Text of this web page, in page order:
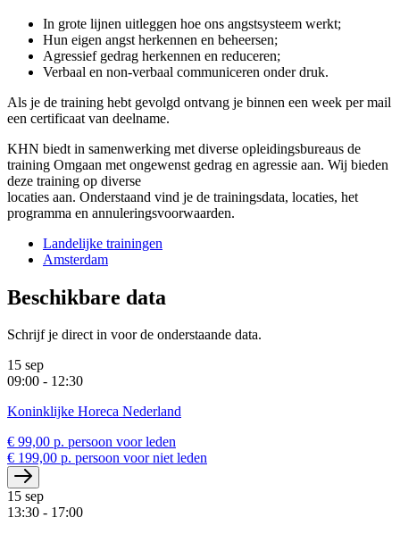
In grote lijnen uitleggen hoe ons angstsysteem werkt;
Hun eigen angst herkennen en beheersen;
Agressief gedrag herkennen en reduceren;
Verbaal en non-verbaal communiceren onder druk.
Als je de training hebt gevolgd ontvang je binnen een week per mail
een certificaat van deelname.
KHN biedt in samenwerking met diverse opleidingsbureaus de
training Omgaan met ongewenst gedrag en agressie aan. Wij bieden
deze training op diverse
locaties aan. Onderstaand vind je de trainingsdata, locaties, het
programma en annuleringsvoorwaarden.
Landelijke trainingen
Amsterdam
Beschikbare data
Schrijf je direct in voor de onderstaande data.
15 sep
09:00 - 12:30
Koninklijke Horeca Nederland
€ 99,00 p. persoon voor leden
€ 199,00 p. persoon voor niet leden
15 sep
13:30 - 17:00